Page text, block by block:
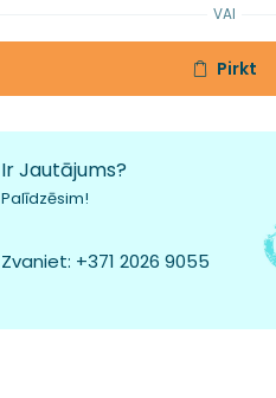
VAI
Pirkt
Ir Jautājums?
Palīdzēsim!
Zvaniet: +371 2026 9055